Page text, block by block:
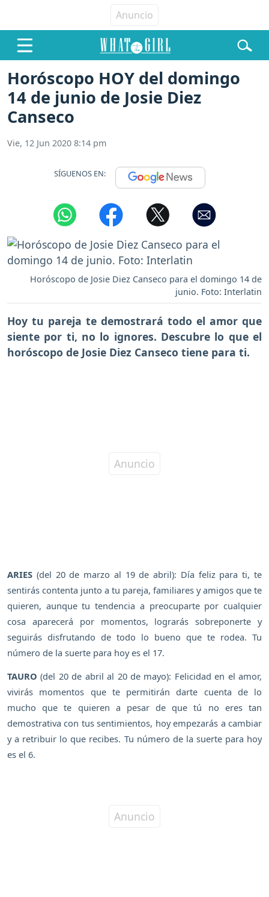
Horóscopo HOY del domingo
14 de junio de Josie Diez
Canseco
Vie, 12 Jun 2020 8:14 pm
SÍGUENOS EN:
Horóscopo de Josie Diez Canseco para el domingo 14 de
junio. Foto: Interlatin
Hoy tu pareja te demostrará todo el amor que
siente por ti, no lo ignores. Descubre lo que el
horóscopo de Josie Diez Canseco tiene para ti.
ARIES (del 20 de marzo al 19 de abril): Día feliz para ti, te
sentirás contenta junto a tu pareja, familiares y amigos que te
quieren, aunque tu tendencia a preocuparte por cualquier
cosa aparecerá por momentos, lograrás sobreponerte y
seguirás disfrutando de todo lo bueno que te rodea. Tu
número de la suerte para hoy es el 17.
TAURO (del 20 de abril al 20 de mayo): Felicidad en el amor,
vivirás momentos que te permitirán darte cuenta de lo
mucho que te quieren a pesar de que tú no eres tan
demostrativa con tus sentimientos, hoy empezarás a cambiar
y a retribuir lo que recibes. Tu número de la suerte para hoy
es el 6.